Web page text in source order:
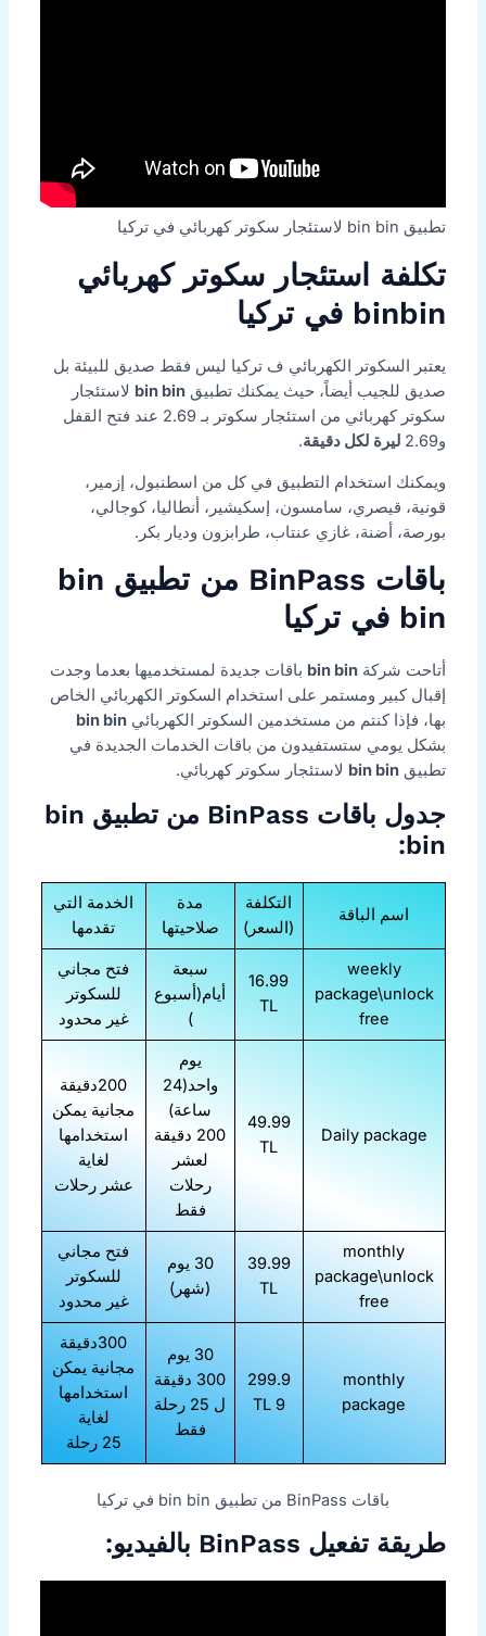
تطبيق bin bin لاستئجار سكوتر كهربائي في تركيا
تكلفة استئجار سكوتر كهربائي
binbin في تركيا
يعتبر السكوتر الكهربائي ف تركيا ليس فقط صديق للبيئة بل
صديق للجيب أيضاً، حيث يمكنك تطبيقbin bin لاستئجار
سكوتر كهربائي من استئجار سكوتر بـ 2.69 عند فتح القفل
و2.69
ليرة لكل دقيقة.
ويمكنك استخدام التطبيق في كل من اسطنبول، إزمير،
قونية، قيصري، سامسون، إسكيشير، أنطاليا، كوجالي،
بورصة، أضنة، غازي عنتاب، طرابزون وديار بكر.
باقات BinPass من تطبيق bin
bin في تركيا
أتاحت شركةbin bin باقات جديدة لمستخدميها بعدما وجدت
إقبال كبير ومستمر على استخدام السكوتر الكهربائي الخاص
بها، فإذا كنتم من مستخدمين السكوتر الكهربائيbin bin
بشكل يومي ستستفيدون من باقات الخدمات الجديدة في
تطبيقbin bin لاستئجار سكوتر كهربائي.
جدول باقات BinPass من تطبيق bin
bin:
اسم الباقة
التكلفة
(السعر)
مدة
صلاحيتها
الخدمة التي
تقدمها
weekly
package\unlock
free
16.99
TL
سبعة
أيام(أسبوع
)
فتح مجاني
للسكوتر
غير محدود
Daily package
49.99
TL
يوم
واحد(24
ساعة)
200 دقيقة
لعشر
رحلات
فقط
200دقيقة
مجانية يمكن
استخدامها
لغاية
عشر رحلات
monthly
package\unlock
free
39.99
TL
30 يوم
(شهر)
فتح مجاني
للسكوتر
غير محدود
monthly
package
299.9
9 TL
30 يوم
300 دقيقة
ل 25 رحلة
فقط
300دقيقة
مجانية يمكن
استخدامها
لغاية
25 رحلة
باقات BinPass من تطبيق bin bin في تركيا
طريقة تفعيل BinPass بالفيديو: